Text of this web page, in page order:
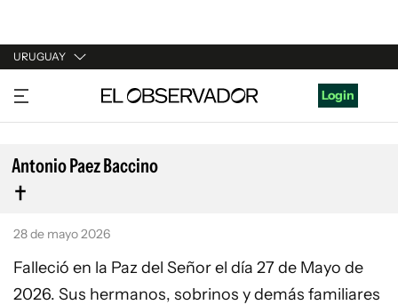
URUGUAY
URUGUAY
ARGENTINA
ESPAÑA
ESTADOS UNIDOS
Login
Antonio Paez Baccino
28 de mayo 2026
Falleció en la Paz del Señor el día 27 de Mayo de
2026. Sus hermanos, sobrinos y demás familiares